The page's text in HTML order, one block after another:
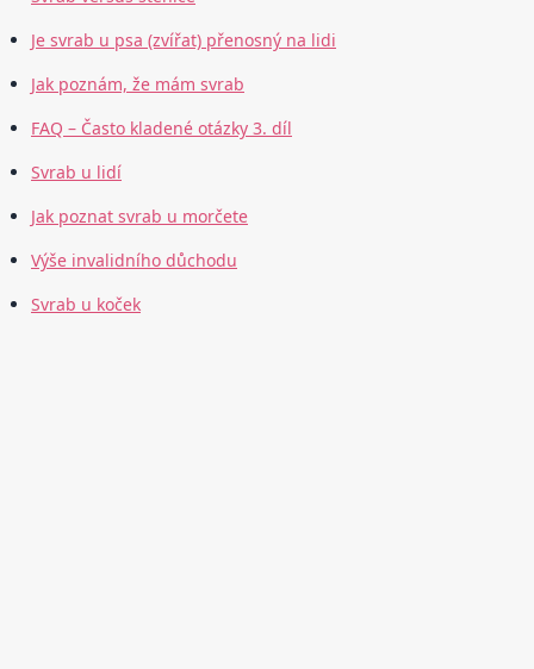
Je svrab u psa (zvířat) přenosný na lidi
Jak poznám, že mám svrab
FAQ – Často kladené otázky 3. díl
Svrab u lidí
Jak poznat svrab u morčete
Výše invalidního důchodu
Svrab u koček